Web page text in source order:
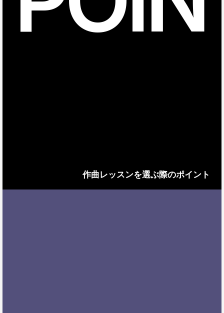
作曲レッスンを選ぶ際のポイント